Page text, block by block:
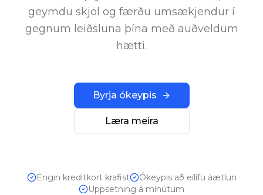
geymdu skjöl og færðu umsækjendur í
gegnum leiðsluna þína með auðveldum
hætti.
Byrja ókeypis
Læra meira
Engin kreditkort krafist
Ókeypis að eilífu áætlun
Uppsetning á mínútum